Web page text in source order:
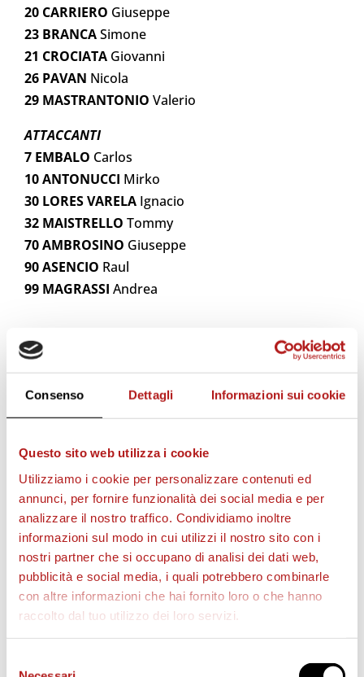
Consenso Dettagli Informazioni sui cookie
Questo sito web utilizza i cookie
Utilizziamo i cookie per personalizzare contenuti ed
annunci, per fornire funzionalità dei social media e per
analizzare il nostro traffico. Condividiamo inoltre
informazioni sul modo in cui utilizzi il nostro sito con i
nostri partner che si occupano di analisi dei dati web,
pubblicità e social media, i quali potrebbero combinarle
con altre informazioni che hai fornito loro o che hanno
raccolto dal tuo utilizzo dei loro servizi.
20 CARRIERO Giuseppe
23 BRANCASimone
21 CROCIATA Giovanni
26 PAVAN Nicola
29 MASTRANTONIO Valerio
ATTACCANTI
7 EMBALO Carlos
10 ANTONUCCI Mirko
30 LORES VARELA Ignacio
32 MAISTRELLO Tommy
70 AMBROSINO Giuseppe
90 ASENCIO Raul
99 MAGRASSI Andrea
STAGIONE 2026/27
BIGLIETTI